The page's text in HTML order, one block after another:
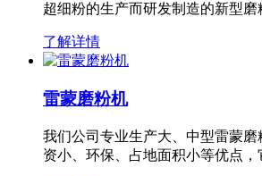
超细粉的生产而研发制造的新型
了解详情
雷蒙磨粉机
我们公司专业生产大、中型雷蒙
资小、环保、占地面积小等优点